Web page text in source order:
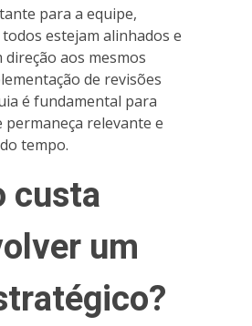
para a equipe,
estejam alinhados e
aos mesmos
de revisões
é fundamental para
relevante e
tempo.
custa
um